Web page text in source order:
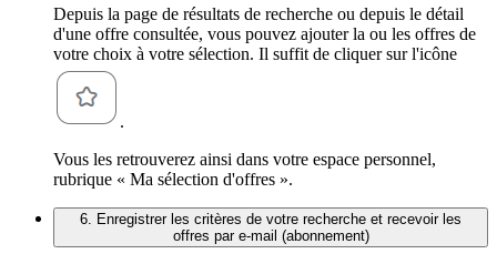
Depuis la page de résultats de recherche ou depuis le détail
d'une offre consultée, vous pouvez ajouter la ou les offres de
votre choix à votre sélection. Il suffit de cliquer sur l'icône
.
Vous les retrouverez ainsi dans votre espace personnel,
rubrique « Ma sélection d'offres ».
6. Enregistrer les critères de votre recherche et recevoir les
offres par e-mail (abonnement)